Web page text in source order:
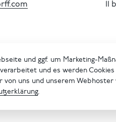
11
und ggf. um Marketing-
und es werden Cookies
von uns und unserem
.